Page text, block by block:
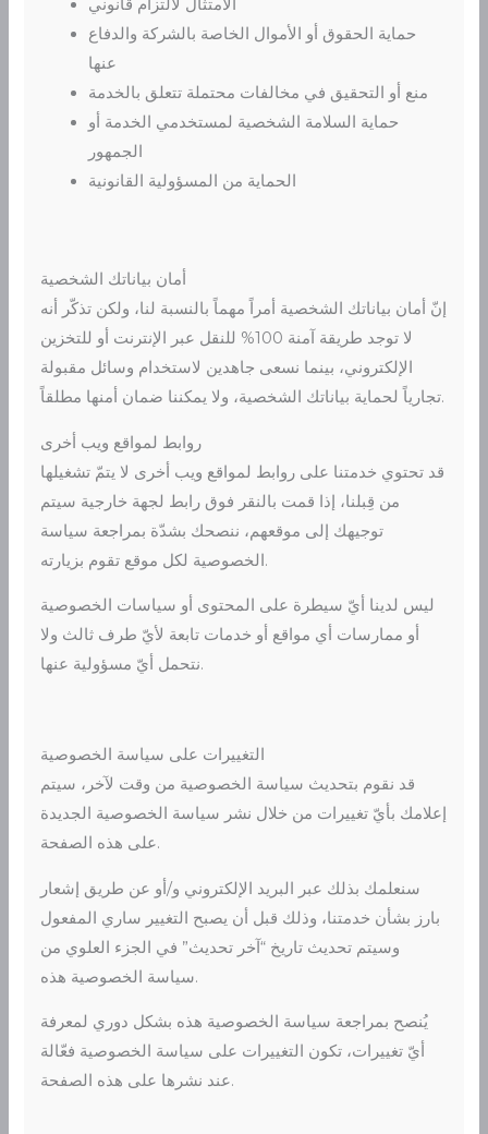
حماية الحقوق أو الأموال الخاصة بالشركة والدفاع
عنها
منع أو التحقيق في مخالفات محتملة تتعلق بالخدمة
حماية السلامة الشخصية لمستخدمي الخدمة أو
الجمهور
الحماية من المسؤولية القانونية
أمان بياناتك الشخصية
إنّ أمان بياناتك الشخصية أمراً مهماً بالنسبة لنا، ولكن تذكّر أنه
لا توجد طريقة آمنة 100% للنقل عبر الإنترنت أو للتخزين
الإلكتروني، بينما نسعى جاهدين لاستخدام وسائل مقبولة
تجارياً لحماية بياناتك الشخصية، ولا يمكننا ضمان أمنها مطلقاً.
روابط لمواقع ويب أخرى
قد تحتوي خدمتنا على روابط لمواقع ويب أخرى لا يتمّ تشغيلها
من قِبلنا، إذا قمت بالنقر فوق رابط لجهة خارجية سيتم
توجيهك إلى موقعهم، ننصحك بشدّة بمراجعة سياسة
الخصوصية لكل موقع تقوم بزيارته.
ليس لدينا أيّ سيطرة على المحتوى أو سياسات الخصوصية
أو ممارسات أي مواقع أو خدمات تابعة لأيّ طرف ثالث ولا
نتحمل أيّ مسؤولية عنها.
التغييرات على سياسة الخصوصية
قد نقوم بتحديث سياسة الخصوصية من وقت لآخر، سيتم
إعلامك بأيّ تغييرات من خلال نشر سياسة الخصوصية الجديدة
على هذه الصفحة.
سنعلمك بذلك عبر البريد الإلكتروني و/أو عن طريق إشعار
بارز بشأن خدمتنا، وذلك قبل أن يصبح التغيير ساري المفعول
وسيتم تحديث تاريخ “آخر تحديث” في الجزء العلوي من
سياسة الخصوصية هذه.
يُنصح بمراجعة سياسة الخصوصية هذه بشكل دوري لمعرفة
أيّ تغييرات، تكون التغييرات على سياسة الخصوصية فعّالة
عند نشرها على هذه الصفحة.